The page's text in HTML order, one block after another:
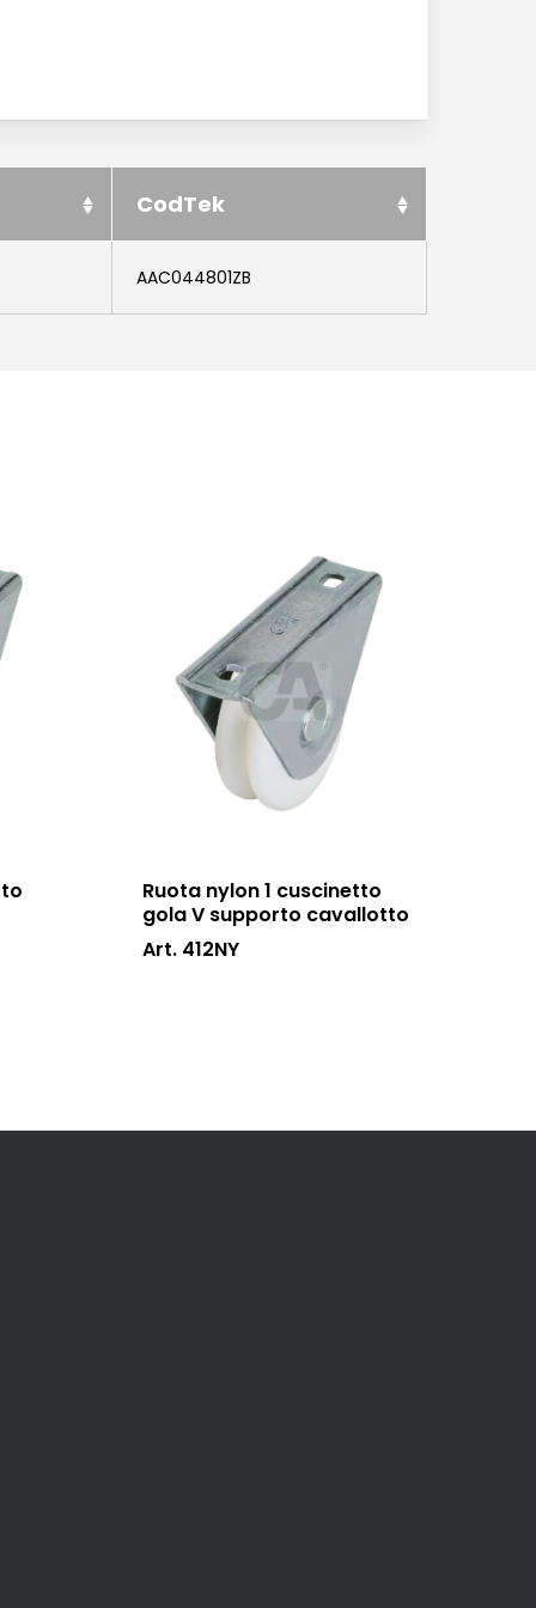
CodTek
AAC044801ZB
Ruota nylon 1 cuscinetto
gola V supporto cavallotto
Art. 412NY
Certificazioni
Lavora con noi
Contatti